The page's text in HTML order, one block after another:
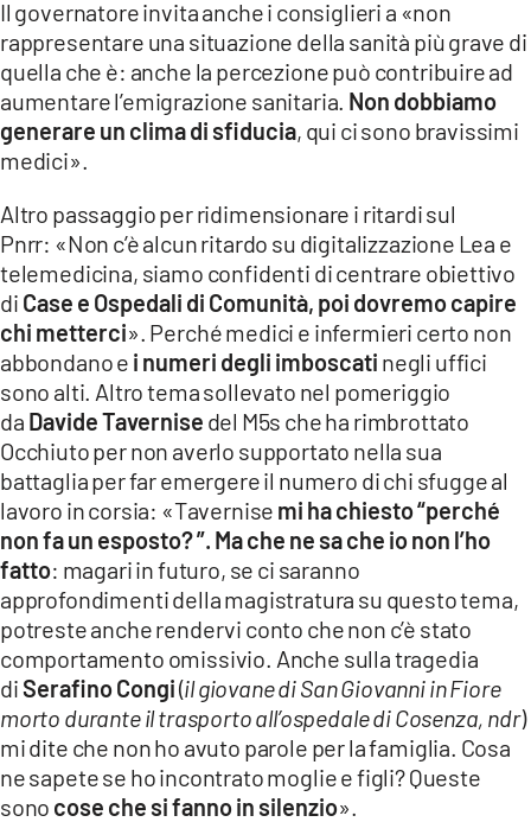
Il governatore invita anche i consiglieri a «non
rappresentare una situazione della sanità più grave di
quella che è: anche la percezione può contribuire ad
aumentare l’emigrazione sanitaria. Non dobbiamo
generare un clima di sfiducia, qui ci sono bravissimi
medici».
Altro passaggio per ridimensionare i ritardi sul
Pnrr: «Non c’è alcun ritardo su digitalizzazione Lea e
telemedicina, siamo confidenti di centrare obiettivo
di Case e Ospedali di Comunità, poi dovremo capire
chi metterci». Perché medici e infermieri certo non
abbondano e i numeri degli imboscati negli uffici
sono alti. Altro tema sollevato nel pomeriggio
da Davide Tavernise del M5s che ha rimbrottato
Occhiuto per non averlo supportato nella sua
battaglia per far emergere il numero di chi sfugge al
lavoro in corsia: «Tavernise mi ha chiesto “perché
non fa un esposto? ”. Ma che ne sa che io non l’ho
fatto: magari in futuro, se ci saranno
approfondimenti della magistratura su questo tema,
potreste anche rendervi conto che non c’è stato
comportamento omissivio. Anche sulla tragedia
diSerafino Congi(il giovane di San Giovanni in Fiore
morto durante il trasporto all’ospedale di Cosenza, ndr)
mi dite che non ho avuto parole per la famiglia. Cosa
ne sapete se ho incontrato moglie e figli? Queste
sono cose che si fanno in silenzio».